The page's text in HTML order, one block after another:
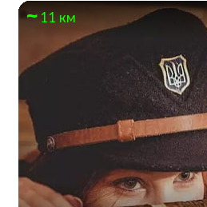
11 км